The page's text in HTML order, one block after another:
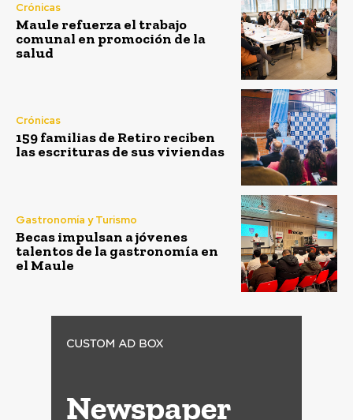
Crónicas
Maule refuerza el trabajo
comunal en promoción de la
salud
Crónicas
159 familias de Retiro reciben
las escrituras de sus viviendas
Gastronomía y Turismo
Becas impulsan a jóvenes
talentos de la gastronomía en
el Maule